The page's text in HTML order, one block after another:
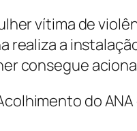
vítima de
realiza a
consegue
do